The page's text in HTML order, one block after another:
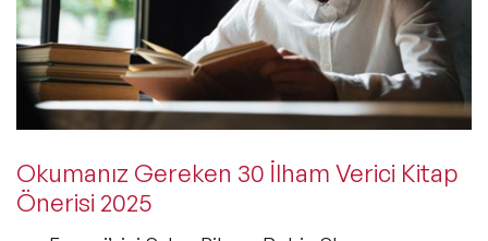
Okumanız Gereken 30 İlham Verici Kitap
Önerisi 2025